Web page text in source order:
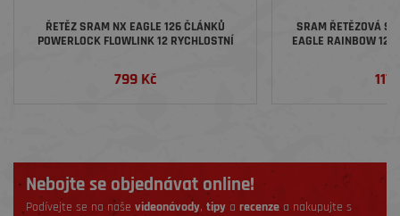
ŘETĚZ SRAM NX EAGLE 126 ČLÁNKŮ
POWERLOCK FLOWLINK 12 RYCHLOSTNÍ
799 Kč
SRAM ŘETĚZOVÁ
EAGLE RAINBOW 12
117
Nebojte se objednávat online!
Podívejte se na naše videonávody,tipy a recenzea nakupujte s